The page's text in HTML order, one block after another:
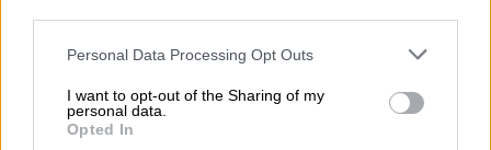
Personal Data Processing Opt Outs
I want to opt-out of the Sharing of my
personal data.
Opted In
«Τουρισμός για όλους 2026-2027»
WWF: Περισσότερα από 180.000 στρέμματα καμένων
δασικών εκτάσεων στην Ελλάδα σε λίγες μόλις μέρες